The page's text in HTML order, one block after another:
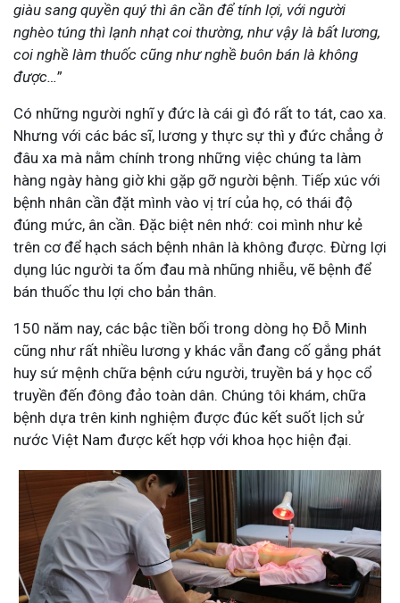
giàu sang quyền quý thì ân cần để tính lợi, với người
nghèo túng thì lạnh nhạt coi thường, như vậy là bất lương,
coi nghề làm thuốc cũng như nghề buôn bán là không
được…”
Có những người nghĩ y đức là cái gì đó rất to tát, cao xa.
Nhưng với các bác sĩ, lương y thực sự thì y đức chẳng ở
đâu xa mà nằm chính trong những việc chúng ta làm
hàng ngày hàng giờ khi gặp gỡ người bệnh. Tiếp xúc với
bệnh nhân cần đặt mình vào vị trí của họ, có thái độ
đúng mức, ân cần. Đặc biệt nên nhớ: coi mình như kẻ
trên cơ để hạch sách bệnh nhân là không được. Đừng lợi
dụng lúc người ta ốm đau mà nhũng nhiễu, vẽ bệnh để
bán thuốc thu lợi cho bản thân.
150 năm nay, các bậc tiền bối trong dòng họ Đỗ Minh
cũng như rất nhiều lương y khác vẫn đang cố gắng phát
huy sứ mệnh chữa bệnh cứu người, truyền bá y học cổ
truyền đến đông đảo toàn dân. Chúng tôi khám, chữa
bệnh dựa trên kinh nghiệm được đúc kết suốt lịch sử
nước Việt Nam được kết hợp với khoa học hiện đại.